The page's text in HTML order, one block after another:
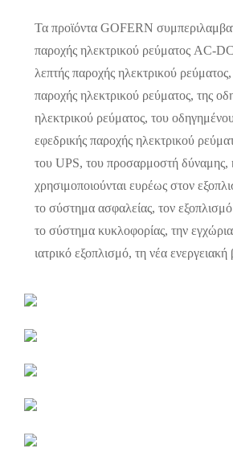
Τα προϊόντα GOFERN
παροχής ηλεκτρικού ρεύματος AC-
λεπτής παροχής ηλεκτρικού ρεύματος,
παροχής ηλεκτρικού ρεύματος, της
ηλεκτρικού ρεύματος, του
εφεδρικής παροχής ηλεκτρικού
του UPS, του προσαρμοστή δύναμης,
χρησιμοποιούνται ευρέως στον
το σύστημα ασφαλείας, τον
το σύστημα κυκλοφορίας, την
ιατρικό εξοπλισμό, τη νέα